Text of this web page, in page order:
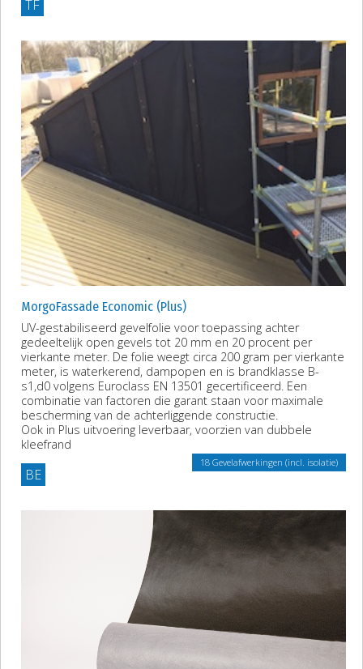
TF
MorgoFassade Economic (Plus)
UV-gestabiliseerd gevelfolie voor toepassing achter
gedeeltelijk open gevels tot 20 mm en 20 procent per
vierkante meter. De folie weegt circa 200 gram per vierkante
meter, is waterkerend, dampopen en is brandklasse B-
s1,d0 volgens Euroclass EN 13501 gecertificeerd. Een
combinatie van factoren die garant staan voor maximale
bescherming van de achterliggende constructie.
Ook in Plus uitvoering leverbaar, voorzien van dubbele
kleefrand
BE
18 Gevelafwerkingen (incl. isolatie)